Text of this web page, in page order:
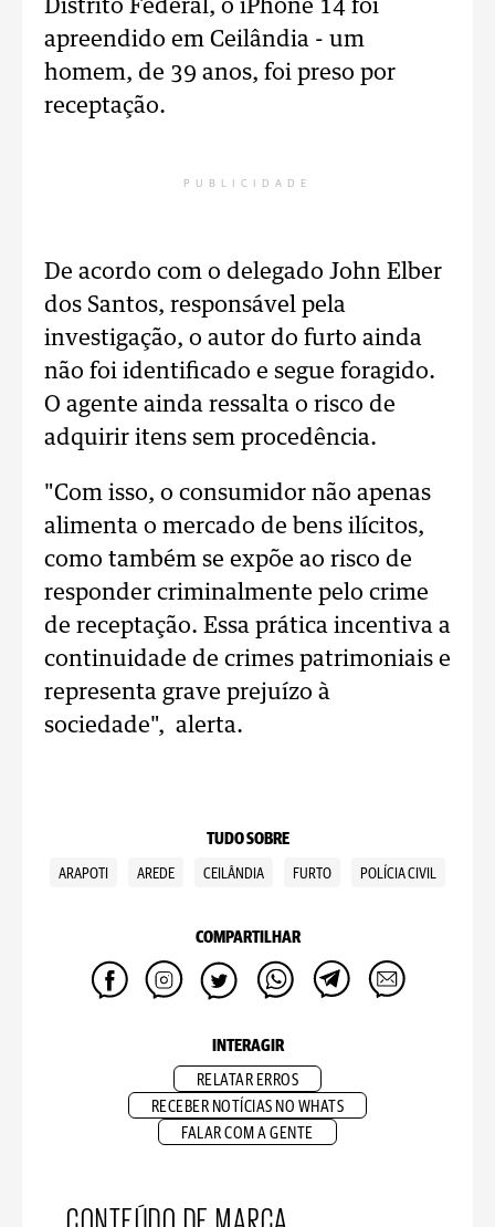
Distrito Federal, o iPhone 14 foi
apreendido em Ceilândia - um
homem, de 39 anos, foi preso por
receptação.
PUBLICIDADE
De acordo com o delegado John Elber
dos Santos, responsável pela
investigação, o autor do furto ainda
não foi identificado e segue foragido.
O agente ainda ressalta o risco de
adquirir itens sem procedência.
"Com isso, o consumidor não apenas
alimenta o mercado de bens ilícitos,
como também se expõe ao risco de
responder criminalmente pelo crime
de receptação. Essa prática incentiva a
continuidade de crimes patrimoniais e
representa grave prejuízo à
sociedade", alerta.
TUDO SOBRE
ARAPOTI AREDE CEILÂNDIA FURTO POLÍCIA CIVIL
COMPARTILHAR
INTERAGIR
RELATAR ERROS
RECEBER NOTÍCIAS NO WHATS
FALAR COM A GENTE
CONTEÚDO DE MARCA